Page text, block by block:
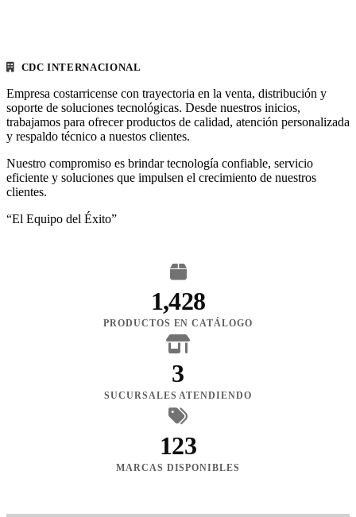
CDC INTERNACIONAL
Empresa costarricense con trayectoria en la venta, distribución y
soporte de soluciones tecnológicas. Desde nuestros inicios,
trabajamos para ofrecer productos de calidad, atención personalizada
y respaldo técnico a nuestos clientes.
Nuestro compromiso es brindar tecnología confiable, servicio
eficiente y soluciones que impulsen el crecimiento de nuestros
clientes.
“El Equipo del Éxito”
1,428
PRODUCTOS EN CATÁLOGO
3
SUCURSALES ATENDIENDO
123
MARCAS DISPONIBLES